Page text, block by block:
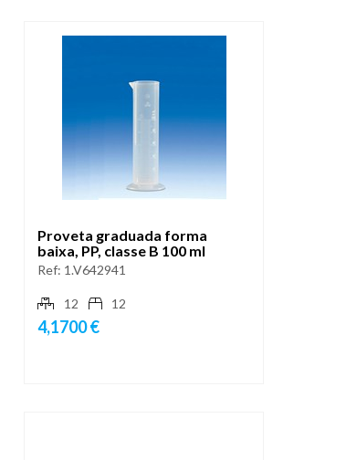
Proveta graduada forma
baixa, PP, classe B 100 ml
Ref: 1.V642941
12 12
4,1700 €